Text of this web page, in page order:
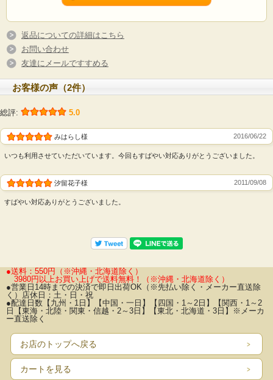
返品についての詳細はこちら
お問い合わせ
友達にメールですすめる
お客様の声（2件）
総評: 5.0
みはらし様 2016/06/22
いつも利用させていただいています。今回もすばやい対応ありがとうございました。
汐留花子様 2011/09/08
すばやい対応ありがとうございました。
●送料：550円（※沖縄・北海道除く）
3980円以上お買い上げで送料無料！
（※沖縄・北海道除く）
●営業日14時までの決済で即日出荷OK（※先払い除く・メーカー直送除
く）店休日：土・日・祝
●配達日数【九州・1日】【中国・一日】【四国・1～2日】【関西・1～2
日【東海・北陸・関東・信越・2～3日】【東北・北海道・3日】※メーカ
ー直送除く
お店のトップへ戻る
カートを見る